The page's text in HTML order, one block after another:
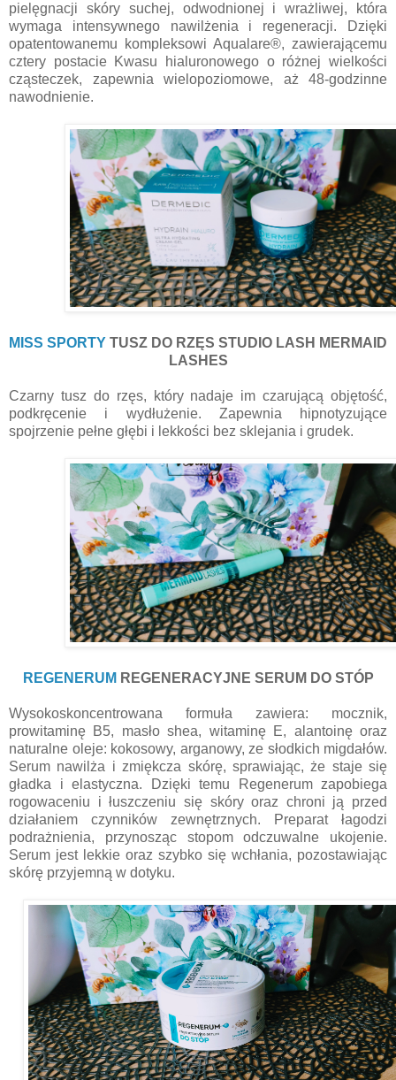
pielęgnacji skóry suchej, odwodnionej i wrażliwej, która
wymaga intensywnego nawilżenia i regeneracji. Dzięki
opatentowanemu kompleksowi Aqualare®, zawierającemu
cztery postacie Kwasu hialuronowego o różnej wielkości
cząsteczek, zapewnia wielopoziomowe, aż 48-godzinne
nawodnienie.
MISS SPORTY TUSZ DO RZĘS STUDIO LASH MERMAID
LASHES
Czarny tusz do rzęs, który nadaje im czarującą objętość,
podkręcenie i wydłużenie. Zapewnia hipnotyzujące
spojrzenie pełne głębi i lekkości bez sklejania i grudek.
REGENERUM REGENERACYJNE SERUM DO STÓP
Wysokoskoncentrowana formuła zawiera: mocznik,
prowitaminę B5, masło shea, witaminę E, alantoinę oraz
naturalne oleje: kokosowy, arganowy, ze słodkich migdałów.
Serum nawilża i zmiękcza skórę, sprawiając, że staje się
gładka i elastyczna. Dzięki temu Regenerum zapobiega
rogowaceniu i łuszczeniu się skóry oraz chroni ją przed
działaniem czynników zewnętrznych. Preparat łagodzi
podrażnienia, przynosząc stopom odczuwalne ukojenie.
Serum jest lekkie oraz szybko się wchłania, pozostawiając
skórę przyjemną w dotyku.